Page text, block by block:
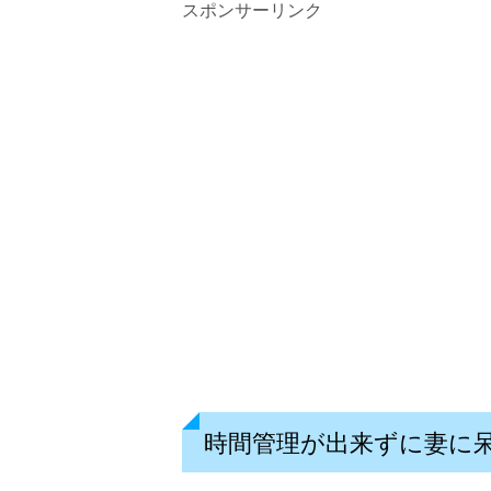
スポンサーリンク
時間管理が出来ずに妻に